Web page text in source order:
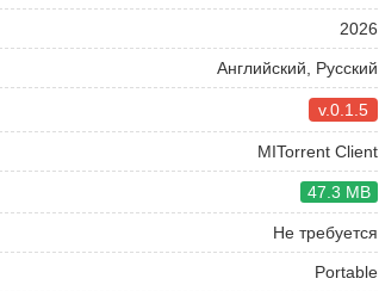
2026
Английский, Русский
v.0.1.5
MITorrent Client
47.3 MB
Не требуется
Portable